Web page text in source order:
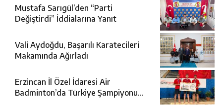
Mustafa Sarıgül’den “Parti
Değiştirdi” İddialarına Yanıt
Vali Aydoğdu, Başarılı Karatecileri
Makamında Ağırladı
Erzincan İl Özel İdaresi Air
Badminton’da Türkiye Şampiyonu